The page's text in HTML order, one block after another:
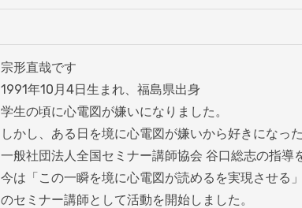
宗形直哉です
1991年10月4日生まれ、福島県出身
学生の頃に心電図が嫌いになりました。
しかし、ある日を境に心電図が嫌いから好きになっ
一般社団法人全国セミナー講師協会 谷口総志の指導
今は「この一瞬を境に心電図が読めるを実現させる
のセミナー講師として活動を開始しました。